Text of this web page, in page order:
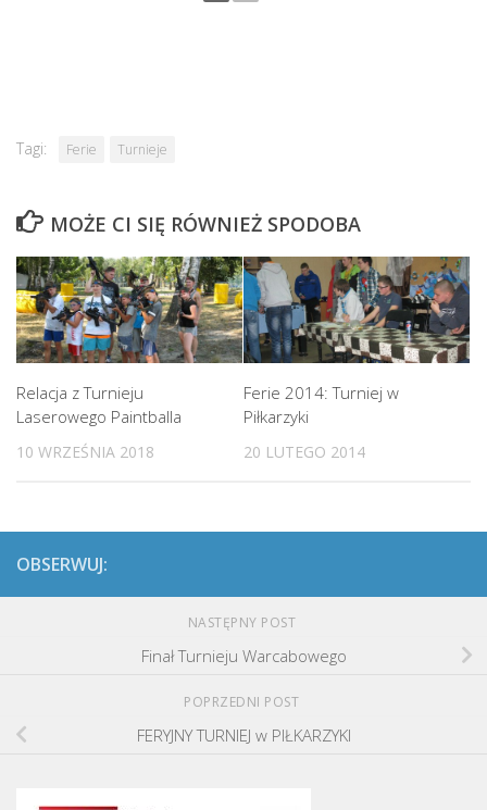
Tagi: Ferie Turnieje
MOŻE CI SIĘ RÓWNIEŻ SPODOBA
Relacja z Turnieju
Laserowego Paintballa
10 WRZEŚNIA 2018
Ferie 2014: Turniej w
Piłkarzyki
20 LUTEGO 2014
OBSERWUJ:
NASTĘPNY POST
Finał Turnieju Warcabowego
POPRZEDNI POST
FERYJNY TURNIEJ w PIŁKARZYKI